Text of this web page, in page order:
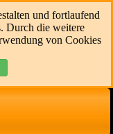
und fortlaufend
Durch die weitere
von Cookies